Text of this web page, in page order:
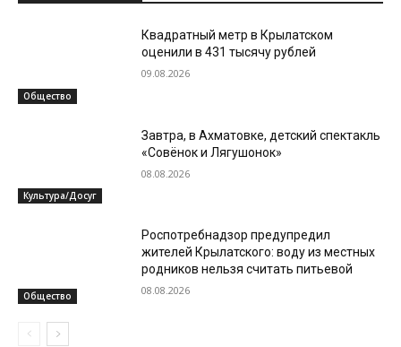
Общество
Квадратный метр в Крылатском
оценили в 431 тысячу рублей
09.08.2026
Культура/Досуг
Завтра, в Ахматовке, детский спектакль
«Совёнок и Лягушонок»
08.08.2026
Общество
Роспотребнадзор предупредил
жителей Крылатского: воду из местных
родников нельзя считать питьевой
08.08.2026